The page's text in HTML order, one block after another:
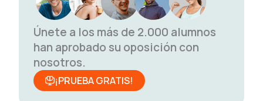
Únete a los más de 2.000 alumnos
han aprobado su oposición con
nosotros.
¡PRUEBA GRATIS!